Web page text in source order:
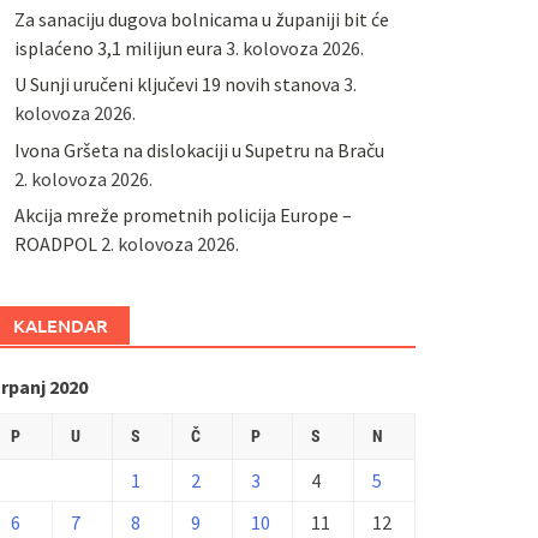
Za sanaciju dugova bolnicama u županiji bit će
isplaćeno 3,1 milijun eura 3. kolovoza 2026.
U Sunji uručeni ključevi 19 novih stanova 3.
kolovoza 2026.
Ivona Gršeta na dislokaciji u Supetru na Braču
2. kolovoza 2026.
​Akcija mreže prometnih policija Europe –
ROADPOL 2. kolovoza 2026.
KALENDAR
2020
P U S Č P S N
1 2 3 4
5
6
7 8 9 10 11 12